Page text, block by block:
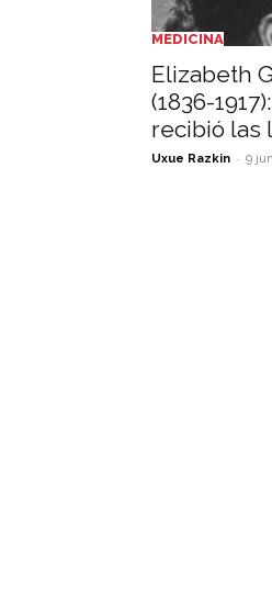
MEDICINA
Elizabeth
(1836-
recibió las
Uxue Razkin - 9